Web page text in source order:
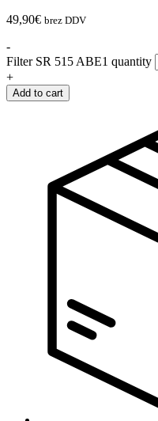
49,90€ brez DDV
-
Filter SR 515 ABE1 quantity
+
Add to cart